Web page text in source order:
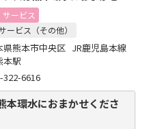
。
サービス
ービス（その他）
県熊本市中央区 JR鹿児島本線
本駅
322-6616
本環水におまかせくださ